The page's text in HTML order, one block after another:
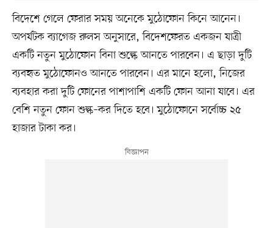
বিদেশে গেলে ফেরার সময় অনেকে মুঠোফোন কিনে আনেন।
অপর্যটক ব্যাগেজ রুলস অনুসারে, বিদেশফেরত একজন যাত্রী
একটি নতুন মুঠোফোন বিনা শুল্কে আনতে পারবেন। এ ছাড়া দুটি
ব্যবহৃত মুঠোফোনও আনতে পারবেন। এর মানে হলো, নিজের
ব্যবহার করা দুটি ফোনের পাশাপাশি একটি ফোন আনা যাবে। এর
বেশি নতুন ফোন শুল্ক–কর দিতে হবে। মুঠোফোনে সর্বোচ্চ ২৫
হাজার টাকা কর।